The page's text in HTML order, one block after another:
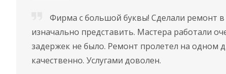
Фирма с большой буквы! Сделали ремонт
изначально представить. Мастера работали
задержек не было. Ремонт пролетел на одном
качественно. Услугами доволен.